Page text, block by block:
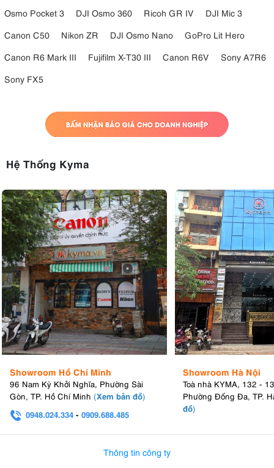
Osmo Pocket 3
DJI Osmo 360 Ricoh GR IV
DJI Mic 3
Canon C50
Nikon ZR DJI Osmo Nano
GoPro Lit Hero
Canon R6 Mark III
Fujifilm X-T30 III Canon R6V
Sony A7R6
Sony FX5
Hệ Thống Kyma
Showroom Hồ Chí Minh
96 Nam Kỳ Khởi Nghĩa, Phường Sài
Gòn, TP. Hồ Chí Minh (Xem bản đồ)
0948.024.334 - 0909.688.485
Showroom Hà Nội
Toà nhà KYMA, 132 -
Phường Đống Đa, TP.
đồ)
Thông tin công ty